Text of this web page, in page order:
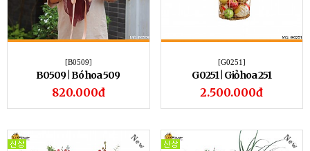
[B0509]
B0509 | Bó hoa 509
820.000đ
[G0251]
G0251 | Giỏ hoa 251
2.500.000đ
New New